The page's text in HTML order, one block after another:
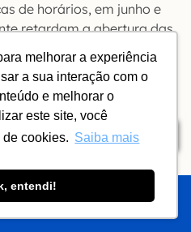
melhorar a experiência
a sua interação com o
e melhorar o
este site, você
cookies. Saiba mais
entendi!
COMER FAZER
Índice
de horários, em junho e
retardam a abertura das
e de inverno.
comprar passagens de
, que tem interface
implica com cartões
tela a tela do Tranline
prático para7 dias na
Sevilha, Pueblos